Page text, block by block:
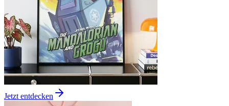
Jetzt entdecken